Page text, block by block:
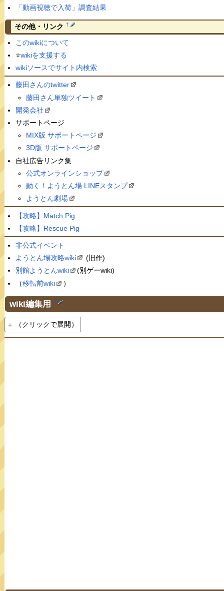
「動画視聴で入荷」調査結果
その他・リンク †
このwikiについて
⭐️wikiを支援する
wikiソースでサイト内検索
藤田さんのtwitter
藤田さん単独ツイート
開発会社
サポートページ
MIX版 サポートページ
3D版 サポートページ
自社広告リンク集
公式オンラインショップ
動く！ようとん場 LINEスタンプ
ようとん劇場
【攻略】Match Pig
【攻略】Rescue Pig
非公式イベント
ようとん場攻略wiki
(旧作)
別館ようとんwiki
(別ゲーwiki)
（移転前wiki ）
wiki編集用 †
（クリックで展開）